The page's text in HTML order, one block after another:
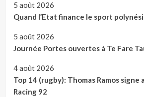
5 août 2026
Quand l’Etat finance le sport
5 août 2026
Journée Portes ouvertes à Te Fare
4 août 2026
Top 14 (rugby): Thomas Ramos signe
Racing 92